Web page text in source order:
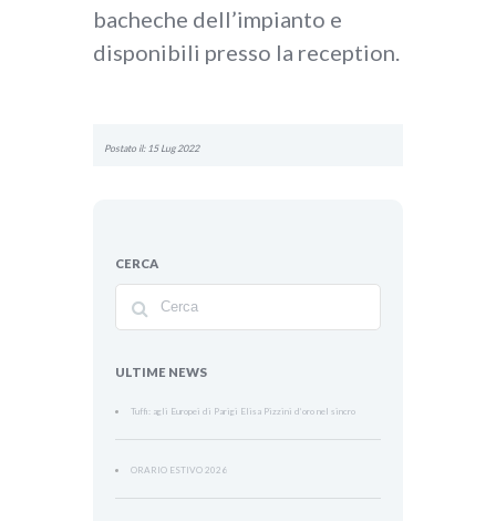
bacheche dell’impianto e
disponibili presso la reception.
Postato il: 15 Lug 2022
CERCA
ULTIME NEWS
Tuffi: agli Europei di Parigi Elisa Pizzini d’oro nel sincro
ORARIO ESTIVO 2026